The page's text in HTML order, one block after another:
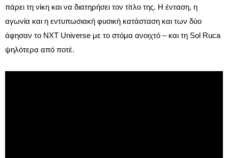
πάρει τη νίκη και να διατηρήσει τον τίτλο της. Η ένταση, η
αγωνία και η εντυπωσιακή φυσική κατάσταση και των δύο
άφησαν το NXT Universe με το στόμα ανοιχτό – και τη Sol Ruca
ψηλότερα από ποτέ.